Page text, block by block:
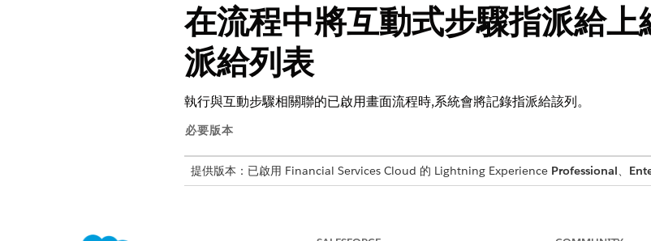
在流程中將互動式步驟指派給
派給列表
執行與互動步驟相關聯的已啟用畫面流程時,系統會將記錄指派給該列。
必要版本
提供版本：已啟用 Financial Services Cloud 的 Lightning Experience Professional、